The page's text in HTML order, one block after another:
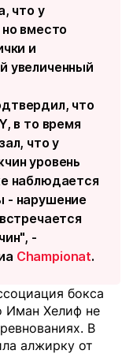
что у
вместо
и
увеличенный
что
в то время
что у
уровень
наблюдается
- нарушение
-
Championat.
бокса
Иман Хелиф не
В
алжирку от